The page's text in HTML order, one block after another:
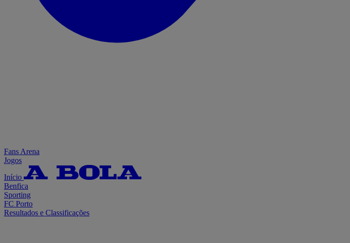
Fans Arena
Jogos
Início
Benfica
Sporting
FC Porto
Resultados e Classificações